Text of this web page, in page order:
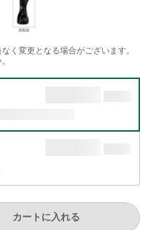
く変更となる場合がございます。
カートに入れる